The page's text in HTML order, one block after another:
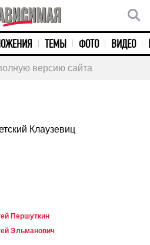
ТЕМЫ ФОТО ВИДЕО
версию сайта
Клаузевиц
Першуткин
Эльманович